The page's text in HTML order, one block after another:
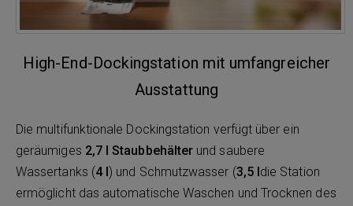
High-End-Dockingstation mit umfangreicher
Ausstattung
Die multifunktionale Dockingstation verfügt über ein
geräumiges 2,7 l Staubbehälter und saubere
Wassertanks (4 l) und Schmutzwasser (3,5 ldie Station
ermöglicht das automatische Waschen und Trocknen des